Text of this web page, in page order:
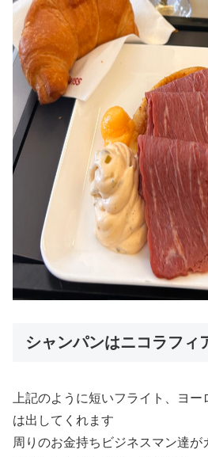
シャンパンはニコラフィ
上記のように短いフライト、ヨ
は出してくれます
周りのお金持ちビジネスマン達